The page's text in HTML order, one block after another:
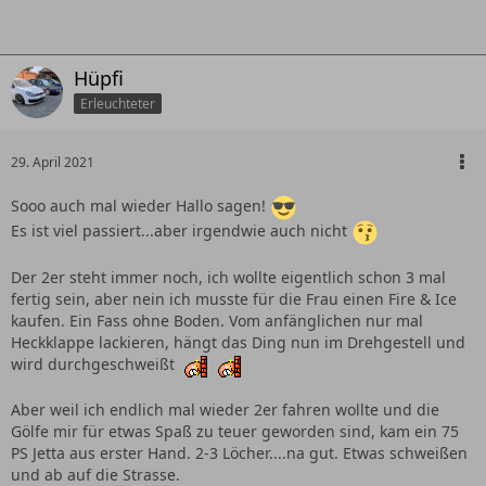
Hüpfi
Erleuchteter
29. April 2021
Sooo auch mal wieder Hallo sagen!
Es ist viel passiert...aber irgendwie auch nicht
Der 2er steht immer noch, ich wollte eigentlich schon 3 mal
fertig sein, aber nein ich musste für die Frau einen Fire & Ice
kaufen. Ein Fass ohne Boden. Vom anfänglichen nur mal
Heckklappe lackieren, hängt das Ding nun im Drehgestell und
wird durchgeschweißt
Aber weil ich endlich mal wieder 2er fahren wollte und die
Gölfe mir für etwas Spaß zu teuer geworden sind, kam ein 75
PS Jetta aus erster Hand. 2-3 Löcher....na gut. Etwas schweißen
und ab auf die Strasse.